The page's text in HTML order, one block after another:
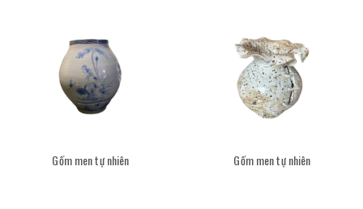
Gốm men tự nhiên Gốm men tự nhiên